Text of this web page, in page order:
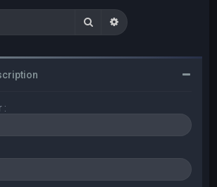
RechercherRecherche avancée
: